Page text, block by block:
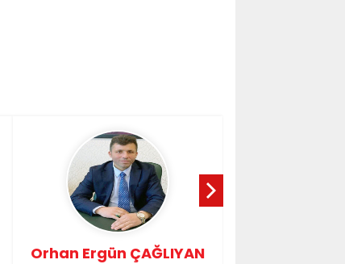
Orhan Ergün ÇAĞLIYAN